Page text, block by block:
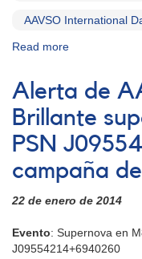
AAVSO International
Read more
Especial
#380:
Erupción
reportada
de
nova
V0745
Alerta de
Brillante
PSN
campaña
22 de enero de 2014
Evento: Supernova en
J09554214+6940260